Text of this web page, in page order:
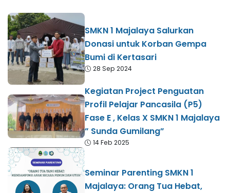
SMKN 1 Majalaya Salurkan
Donasi untuk Korban Gempa
Bumi di Kertasari
28 Sep 2024
Kegiatan Project Penguatan
Profil Pelajar Pancasila (P5)
Fase E , Kelas X SMKN 1 Majalaya
” Sunda Gumilang”
14 Feb 2025
Seminar Parenting SMKN 1
Majalaya: Orang Tua Hebat,